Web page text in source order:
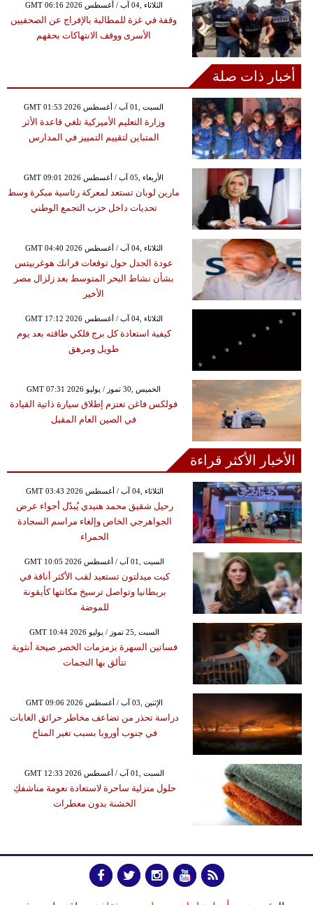
GMT 06:16 2026 الثلاثاء ,04 آب / أغسطس
وقفة في غزة للمطالبة بالإفراج عن الصحفيين
الأسرى ووقف الانتهاكات بحقهم
أخبار ذات صلة
GMT 01:53 2026 السبت ,01 آب / أغسطس
وزارة التعليم الأميركية تلغي قاعدة الأثر
المتباين لتقييم التمييز في المدارس
GMT 09:01 2026 الأربعاء ,05 آب / أغسطس
مارين لوبان تستعد لمعركة رئاسية مبكرة وسط
تحديات داخل حزب التجمع الوطني
GMT 04:40 2026 الثلاثاء ,04 آب / أغسطس
عودة الجدل حول توقعات فرانك هوغربيتس
بشأن نشاط البحر المتوسط بعد زلزال مصر
الأخير
GMT 17:12 2026 الثلاثاء ,04 آب / أغسطس
كيفية استعادة كل برج فلكي طاقته بعد يوم
طويل ومرهق
GMT 07:31 2026 الخميس ,30 تموز / يوليو
فولكس فاغن تعتزم إطلاق سيارة ذاتية القيادة
في الصين العام المقبل
الأخبار الأكثر قراءة
GMT 03:43 2026 الثلاثاء ,04 آب / أغسطس
رحيل شقيق محمد هنيدي يُبدّل أجواء عرض
الجواهرجي الخاص وإلغاء مراسم السجادة
الحمراء
GMT 10:05 2026 السبت ,01 آب / أغسطس
كيت ميدلتون تستعيد لقب الأكثر أناقة في
بريطانيا وتواصل ترسيخ مكانتها كأيقونة
للموضة
GMT 10:44 2026 السبت ,25 تموز / يوليو
فساتين السهرة بزمزمات الخصر صيحة أنثوية
تتألق بها النجمات
GMT 09:06 2026 الإثنين ,03 آب / أغسطس
دراسة تحذر من تضاعف مخاطر حرائق الغابات
في جنوب أوروبا بسبب تغير المناخ
GMT 12:33 2026 السبت ,01 آب / أغسطس
حلول منزلية ساحرة لاستعادة نعومة مناشفكِ
الخشنة بدون معطرات